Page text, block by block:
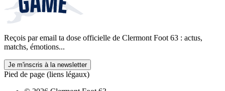
Reçois par email ta dose officielle de Clermont Foot 63 : actus,
matchs, émotions...
Je m'inscris à la newsletter
Pied de page (liens légaux)